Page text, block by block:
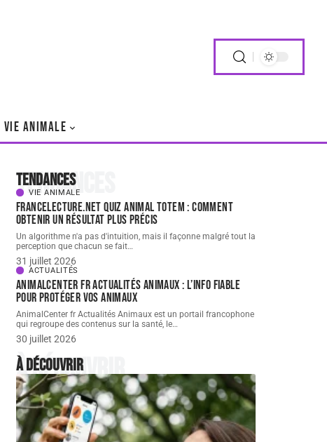
VIE ANIMALE
Tendances
Tendances
VIE ANIMALE
FranceLecture.net quiz animal totem : comment
obtenir un résultat plus précis
Un algorithme n'a pas d'intuition, mais il façonne malgré tout la
perception que chacun se fait…
31 juillet 2026
ACTUALITÉS
AnimalCenter fr Actualités Animaux : l’info fiable
pour protéger vos animaux
AnimalCenter fr Actualités Animaux est un portail francophone
qui regroupe des contenus sur la santé, le…
30 juillet 2026
À découvrir
À découvrir